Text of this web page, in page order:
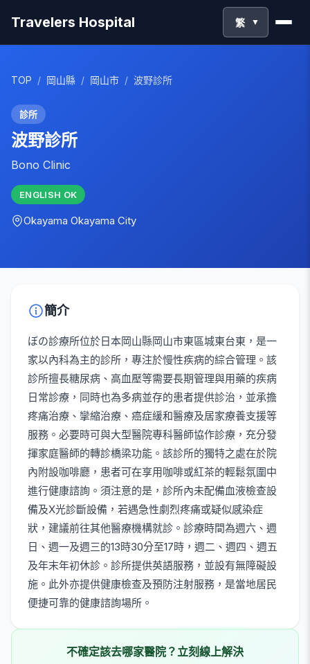
Travelers Hospital 繁 ▼
TOP / 岡山縣 / 岡山市 / 波野診所
診所
波野診所
Bono Clinic
ENGLISH OK
Okayama Okayama City
簡介
ぼの診療所位於日本岡山縣岡山市東區城東台東，是一
家以內科為主的診所，專注於慢性疾病的綜合管理。該
診所擅長糖尿病、高血壓等需要長期管理與用藥的疾病
日常診療，同時也為多病並存的患者提供診治，並承擔
疼痛治療、攣縮治療、癌症緩和醫療及居家療養支援等
服務。必要時可與大型醫院專科醫師協作診療，充分發
揮家庭醫師的轉診橋梁功能。該診所的獨特之處在於院
內附設咖啡廳，患者可在享用咖啡或紅茶的輕鬆氛圍中
進行健康諮詢。須注意的是，診所內未配備血液檢查設
備及X光診斷設備，若遇急性劇烈疼痛或疑似感染症
狀，建議前往其他醫療機構就診。診療時間為週六、週
日、週一及週三的13時30分至17時，週二、週四、週五
及年末年初休診。診所提供英語服務，並設有無障礙設
施。此外亦提供健康檢查及預防注射服務，是當地居民
便捷可靠的健康諮詢場所。
不確定該去哪家醫院？立刻線上解決